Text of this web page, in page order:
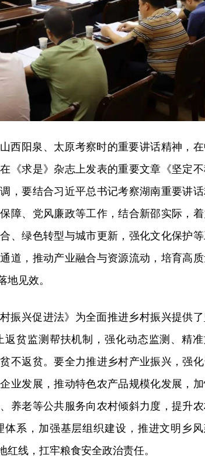
西阳泉、太原考察时的重要讲话精神，
《求是》杂志上发表的重要文章《坚定
，要结合习近平总书记考察湖南重要讲
障、党风廉政等工作，结合新邵实际，
、绿色转型与城市更新，强化文化保护
道，推动产业融合与资源流动，培育高
地见效。
振兴促进法》为全面推进乡村振兴提供
贫监测帮扶机制，强化动态监测、精
不返贫。要全力推进乡村产业振兴，强
业发展，推动特色农产品规模化发展，
养老等公共服务向农村倾斜力度，提升
系，加强基层组织建设，推进文明乡
线，扛牢粮食安全政治责任。